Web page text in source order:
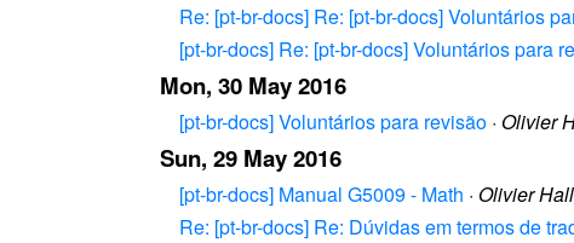
Re: [pt-br-docs] Re: [pt-br-docs] Voluntários
[pt-br-docs] Re: [pt-br-docs] Voluntários para
Mon, 30 May 2016
[pt-br-docs] Voluntários para revisão · Olivier
Sun, 29 May 2016
[pt-br-docs] Manual G5009 - Math · Olivier
Re: [pt-br-docs] Re: Dúvidas em termos de